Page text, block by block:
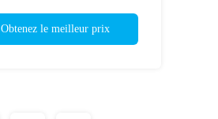
Obtenez le meilleur prix